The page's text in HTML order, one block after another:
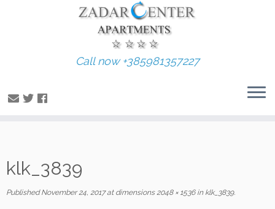
to
Call now +385981357227
klk_3839
Published November 24, 2017at dimensions2048 × 1536inklk_3839.